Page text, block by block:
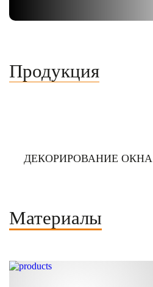
Продукция
ДЕКОРИРОВАНИЕ ОКНА
Материалы